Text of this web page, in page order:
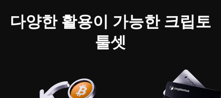
다양한 활용이 가능한 크립토
툴셋